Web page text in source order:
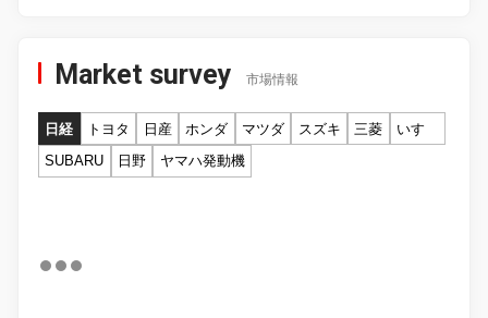
Market survey 市場情報
日経 トヨタ 日産 ホンダ マツダ スズキ 三菱
いすゞ
SUBARU
日野 ヤマハ発動機